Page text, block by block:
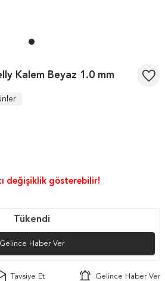
Kalem Beyaz 1.0 mm
değişiklik gösterebilir!
Tükendi
Gelince Haber Ver
Tavsiye Et Gelince Haber Ver